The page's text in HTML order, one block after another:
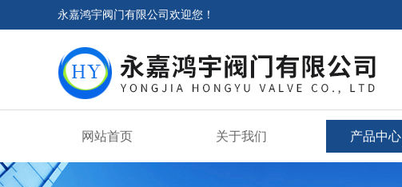
永嘉鸿宇阀门有限公司欢迎您！
网站首页 关于我们 产品中心